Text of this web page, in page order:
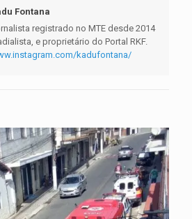
Fontana
registrado no MTE desde 2014
e proprietário do Portal RKF.
kadufontana/